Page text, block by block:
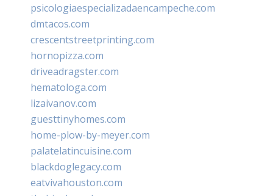
psicologiaespecializadaencampeche.com
dmtacos.com
crescentstreetprinting.com
hornopizza.com
driveadragster.com
hematologa.com
lizaivanov.com
guesttinyhomes.com
home-plow-by-meyer.com
palatelatincuisine.com
blackdoglegacy.com
eatvivahouston.com